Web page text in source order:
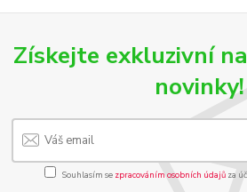
Získejte exkluzivní
novinky!
Souhlasím se zpracováním osobních údajůza